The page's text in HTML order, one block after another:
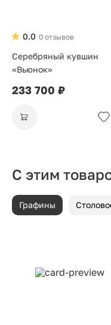
0 отзывов
0.0
Серебряный кувшин
«Вьюнок»
233 700 ₽
С этим
Графины